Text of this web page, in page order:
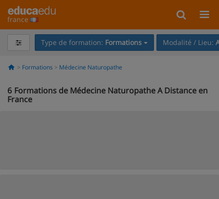
france
Type de formation: Formations Modalité / Lieu:
Formations Médecine Naturopathe
6 Formations de Médecine Naturopathe A Distance en
France